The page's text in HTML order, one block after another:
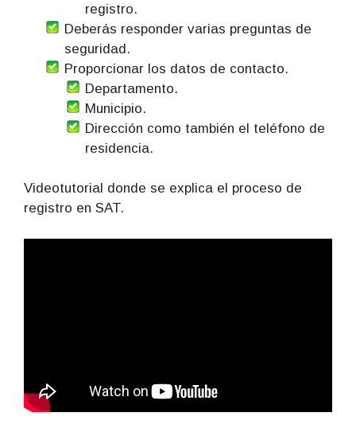
registro.
Deberás responder varias preguntas de
seguridad.
Proporcionar los datos de contacto.
Departamento.
Municipio.
Dirección como también el teléfono de
residencia.
Videotutorial donde se explica el proceso de
registro en SAT.